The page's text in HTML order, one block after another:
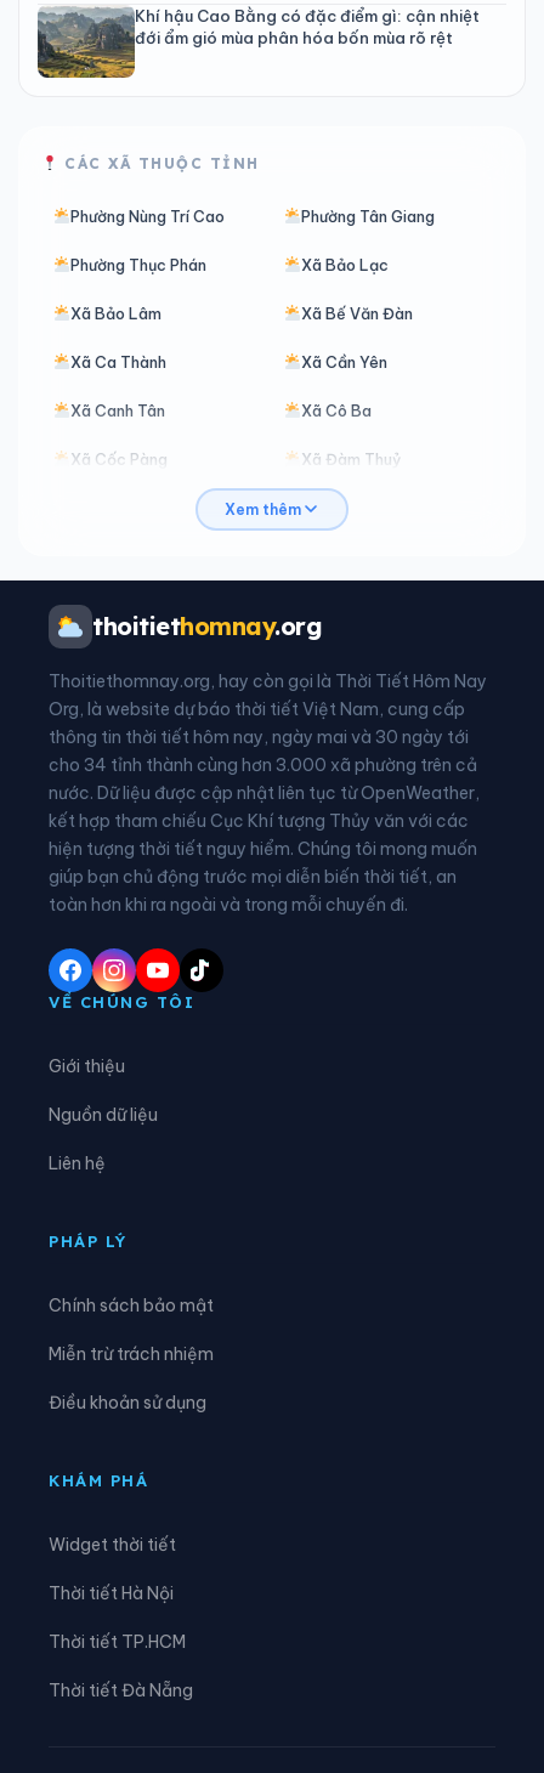
Khí hậu Cao Bằng có đặc điểm gì: cận nhiệt
đới ẩm gió mùa phân hóa bốn mùa rõ rệt
CÁC XÃ THUỘC TỈNH
Phường Nùng Trí Cao Phường Tân Giang
Phường Thục Phán Xã Bảo Lạc
Xã Bảo Lâm Xã Bế Văn Đàn
Xã Ca Thành Xã Cần Yên
Xã Canh Tân Xã Cô Ba
Xã Cốc Pàng Xã Đàm Thuỷ
Xã Đoài Dương
Xã Đức Long
Xã Hà Quảng
Xã Hòa An Xã Hưng Đạo
Xã Huy Giáp Xã Khánh Xuân
Xã Kim Đồng Xã Lũng Nặm
Xã Lý Bôn Xã Lý Quốc
Xã Minh Khai Xã Minh Tâm
Xã Nam Quang
Xã Nguyên Bình
Xã Tam Kim
Xã Vinh Quý
Xem thêm
thoitiethomnay.org
Thoitiethomnay.org, hay còn gọi là Thời Tiết Hôm Nay
Org, là website dự báo thời tiết Việt Nam, cung cấp
thông tin thời tiết hôm nay, ngày mai và 30 ngày tới
cho 34 tỉnh thành cùng hơn 3.000 xã phường trên cả
nước. Dữ liệu được cập nhật liên tục từ OpenWeather,
kết hợp tham chiếu Cục Khí tượng Thủy văn với các
hiện tượng thời tiết nguy hiểm. Chúng tôi mong muốn
giúp bạn chủ động trước mọi diễn biến thời tiết, an
toàn hơn khi ra ngoài và trong mỗi chuyến đi.
VỀ CHÚNG TÔI
Giới thiệu
Nguồn dữ liệu
Liên hệ
PHÁP LÝ
Chính sách bảo mật
Miễn trừ trách nhiệm
Điều khoản sử dụng
KHÁM PHÁ
Widget thời tiết
Thời tiết Hà Nội
Thời tiết TP.HCM
Thời tiết Đà Nẵng